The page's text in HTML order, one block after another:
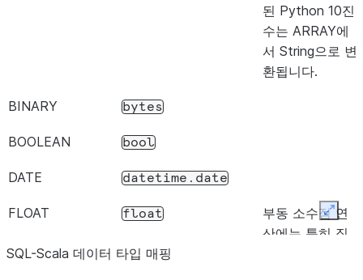
된 Python 10진
수는 ARRAY에
서 String으로 변
환됩니다.
BINARY bytes
BOOLEAN bool
DATE datetime.date
FLOAT float
부동 소수점 연
산에는 특히 집
SQL-Scala 데이터 타입 매핑